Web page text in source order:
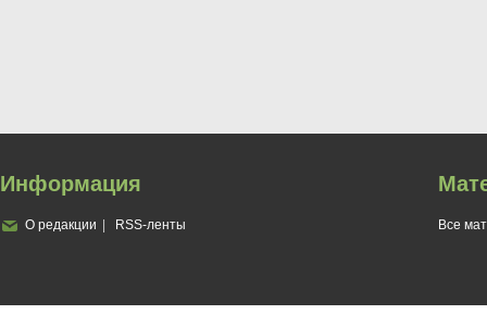
Информация
О редакции RSS-ленты Все